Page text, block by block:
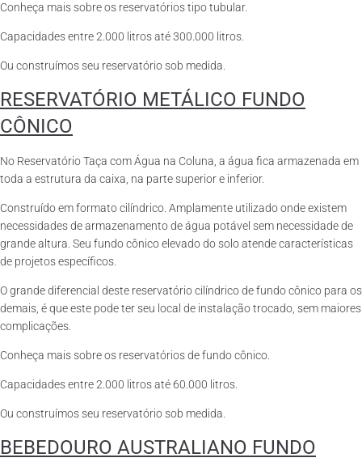
Conheça mais sobre os reservatórios tipo tubular.
Capacidades entre 2.000 litros até 300.000 litros.
Ou construímos seu reservatório sob medida.
RESERVATÓRIO METÁLICO FUNDO
CÔNICO
No Reservatório Taça com Água na Coluna, a água fica armazenada em
toda a estrutura da caixa, na parte superior e inferior.
Construído em formato cilíndrico. Amplamente utilizado onde existem
necessidades de armazenamento de água potável sem necessidade de
grande altura. Seu fundo cônico elevado do solo atende características
de projetos específicos.
O grande diferencial deste reservatório cilíndrico de fundo cônico para os
demais, é que este pode ter seu local de instalação trocado, sem maiores
complicações.
Conheça mais sobre os reservatórios de fundo cônico.
Capacidades entre 2.000 litros até 60.000 litros.
Ou construímos seu reservatório sob medida.
BEBEDOURO AUSTRALIANO FUNDO